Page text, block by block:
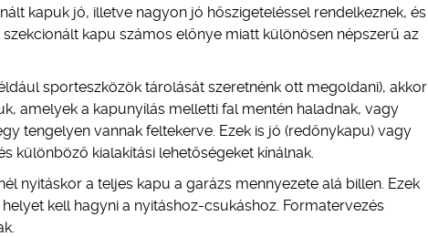
kapuk jó, illetve nagyon jó hőszigeteléssel rendelkeznek, és
kapu számos előnye miatt különösen népszerű az
sporteszközök tárolását szeretnénk ott megoldani), akkor
amelyek a kapunyílás melletti fal mentén haladnak, vagy
tengelyen vannak feltekerve. Ezek is jó (redőnykapu) vagy
különböző kialakítási lehetőségeket kínálnak.
nyitáskor a teljes kapu a garázs mennyezete alá billen. Ezek
kell hagyni a nyitáshoz-csukáshoz. Formatervezés